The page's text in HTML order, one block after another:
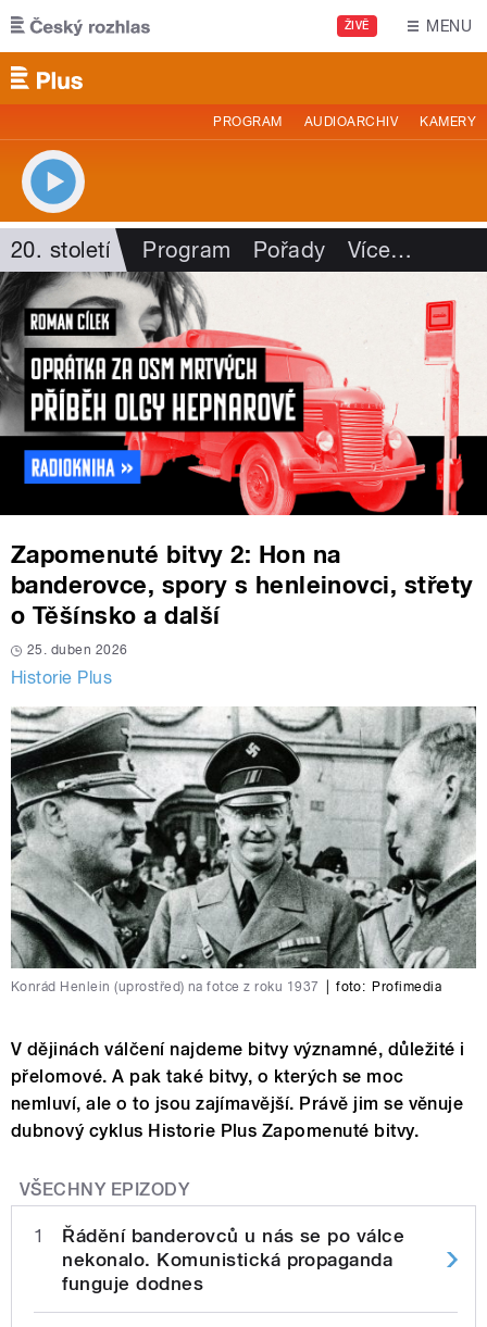
Přejít k hlavnímu obsahu
ŽIVĚ MENU
PROGRAM AUDIOARCHIV KAMERY
20. století Program Pořady Více…
Zapomenuté bitvy 2: Hon na
banderovce, spory s henleinovci, střety
o Těšínsko a další
25. duben 2026
Historie Plus
Konrád Henlein (uprostřed) na fotce z roku 1937 foto: Profimedia
V dějinách válčení najdeme bitvy významné, důležité i
přelomové. A pak také bitvy, o kterých se moc
nemluví, ale o to jsou zajímavější. Právě jim se věnuje
dubnový cyklus Historie Plus Zapomenuté bitvy.
VŠECHNY EPIZODY
1
Řádění banderovců u nás se po válce
nekonalo. Komunistická propaganda
funguje dodnes